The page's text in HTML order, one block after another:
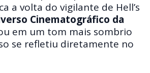
a volta do vigilante de Hell’s
Cinematográfico da
em um tom mais sombrio
se refletiu diretamente no